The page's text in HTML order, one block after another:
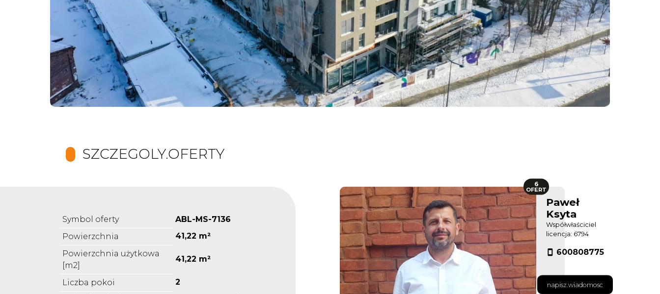
SZCZEGOLY.OFERTY
Symbol oferty
ABL-MS-7136
Powierzchnia
41,22 m²
Powierzchnia użytkowa
[m2]
41,22 m²
Liczba pokoi
2
Paweł
Ksyta
Współwłaściciel
licencja: 6794
600808775
napisz.wiadomosc
6
OFERT